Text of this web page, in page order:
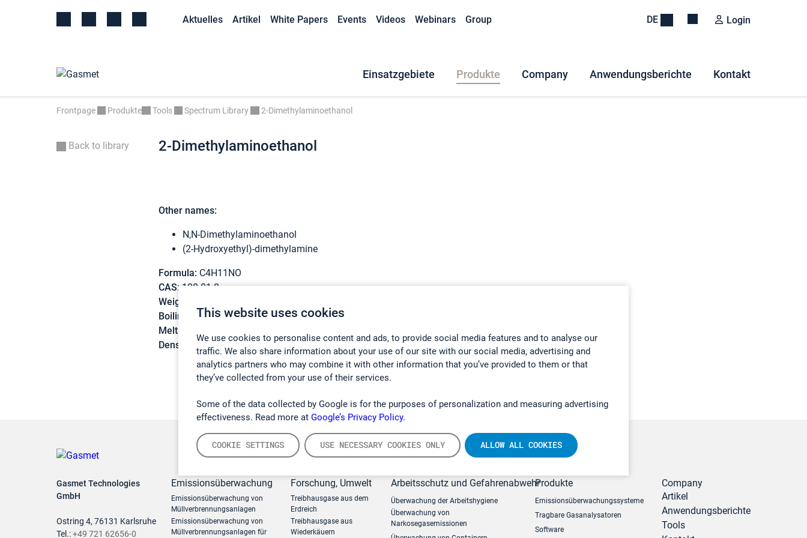
This website uses cookies
We use cookies to personalise content and ads, to provide social media features and to analyse our
traffic. We also share information about your use of our site with our social media, advertising and
analytics partners who may combine it with other information that you’ve provided to them or that
they’ve collected from your use of their services.
Some of the data collected by Google is for the purposes of personalization and measuring advertising
effectiveness. Read more at Google’s Privacy Policy.
COOKIE SETTINGS USE NECESSARY COOKIES ONLY ALLOW ALL COOKIES
Aktuelles Artikel White Papers Events Videos Webinars Group DE Login
Einsatzgebiete Produkte Company Anwendungsberichte Kontakt
Frontpage Produkte Tools Spectrum Library 2-Dimethylaminoethanol
Back to library 2-Dimethylaminoethanol
Other names:
N,N-Dimethylaminoethanol
(2-Hydroxyethyl)-dimethylamine
Formula: C4H11NO
CAS: 108-01-0
Weight:
Boiling point:133 °C
Melting point:
Density:
1,0899 g/cm3
Gasmet Technologies
GmbH
Ostring 4, 76131 Karlsruhe
Tel.:+49 721 62656-0
Emissionsüberwachung
Emissionsüberwachung von
Müllverbrennungsanlagen
Emissionsüberwachung von
Müllverbrennungsanlagen für
Forschung, Umwelt
Treibhausgase aus dem
Erdreich
Treibhausgase aus
Wiederkäuern
Arbeitsschutz und Gefahrenabwehr
Überwachung der Arbeitshygiene
Überwachung von
Narkosegasemissionen
Produkte
Emissionsüberwachungssysteme
Tragbare Gasanalysatoren
Software
Company
Artikel
Anwendungsberichte
Tools